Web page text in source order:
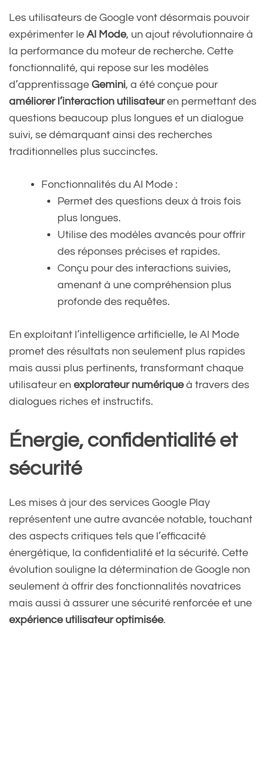
Les utilisateurs de Google vont désormais pouvoir
expérimenter le AI Mode, un ajout révolutionnaire à
la performance du moteur de recherche. Cette
fonctionnalité, qui repose sur les modèles
d’apprentissage Gemini, a été conçue pour
améliorer l’interaction utilisateuren permettant des
questions beaucoup plus longues et un dialogue
suivi, se démarquant ainsi des recherches
traditionnelles plus succinctes.
Fonctionnalités du AI Mode :
Permet des questions deux à trois fois
plus longues.
Utilise des modèles avancés pour offrir
des réponses précises et rapides.
Conçu pour des interactions suivies,
amenant à une compréhension plus
profonde des requêtes.
En exploitant l’intelligence artificielle, le AI Mode
promet des résultats non seulement plus rapides
mais aussi plus pertinents, transformant chaque
utilisateur en explorateur numériqueà travers des
dialogues riches et instructifs.
Énergie, confidentialité et
sécurité
Les mises à jour des services Google Play
représentent une autre avancée notable, touchant
des aspects critiques tels que l’efficacité
énergétique, la confidentialité et la sécurité. Cette
évolution souligne la détermination de Google non
seulement à offrir des fonctionnalités novatrices
mais aussi à assurer une sécurité renforcée et une
expérience utilisateur optimisée.